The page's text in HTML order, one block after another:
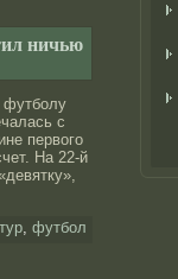
ничью
футболу
с
первого
На 22-й
тур, футбол